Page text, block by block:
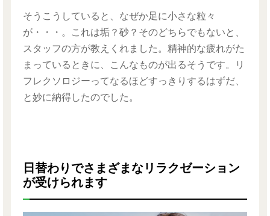
そうこうしていると、なぜか足に小さな粒々
が・・・。これは垢？砂？そのどちらでもないと、
スタッフの方が教えくれました。精神的な疲れがた
まっているときに、こんなものが出るそうです。リ
フレクソロジーってなるほどすっきりするはずだ、
と妙に納得したのでした。
日替わりでさまざまなリラクゼーション
が受けられます